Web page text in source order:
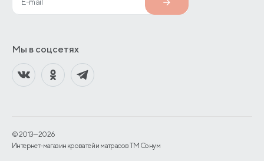
Мы в соцсетях
© 2013—2026
Интернет-магазин кроватей и матрасов TM Сонум